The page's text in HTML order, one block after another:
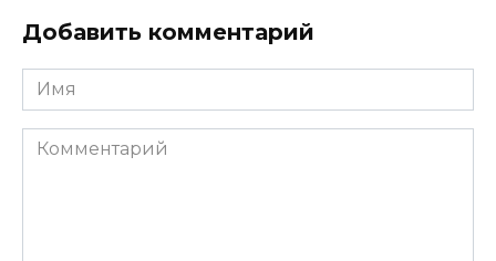
Добавить комментарий
Имя
Комментарий